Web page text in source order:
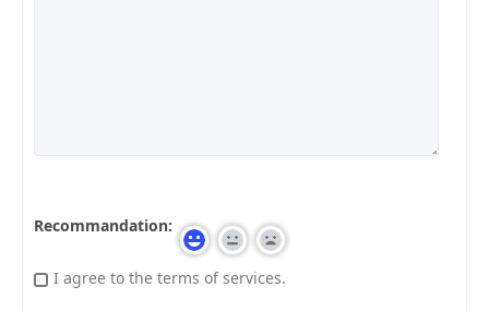
Recommandation:
I agree to the terms of services.